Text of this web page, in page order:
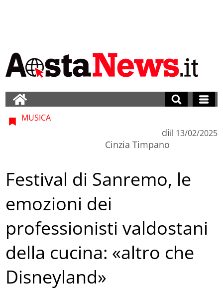
MUSICA
di
Cinzia Timpano
il 13/02/2025
Festival di Sanremo, le
emozioni dei
professionisti valdostani
della cucina: «altro che
Disneyland»